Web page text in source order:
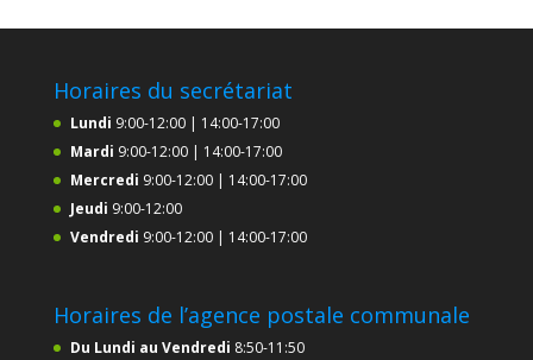
Horaires du secrétariat
Lundi 9:00-12:00 | 14:00-17:00
Mardi 9:00-12:00 | 14:00-17:00
Mercredi 9:00-12:00 | 14:00-17:00
Jeudi 9:00-12:00
Vendredi 9:00-12:00 | 14:00-17:00
Horaires de l’agence postale communale
Du Lundi au Vendredi 8:50-11:50